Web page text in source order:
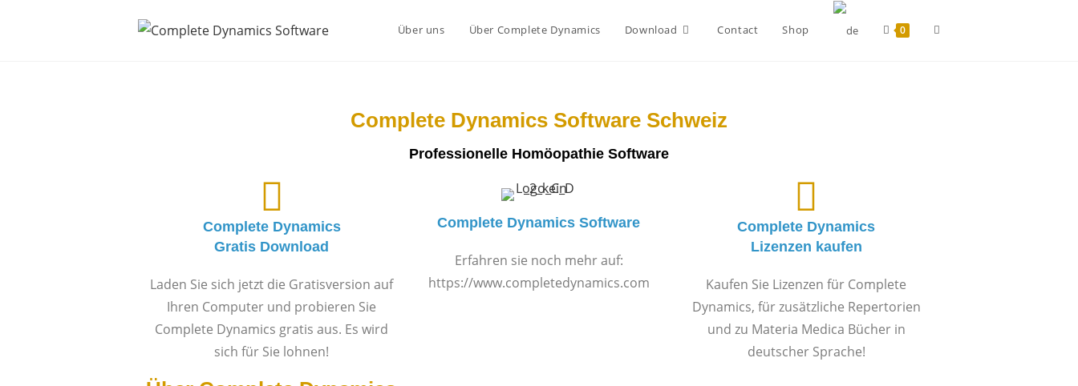
Über uns Über Complete Dynamics Download Contact Shop 0
Complete Dynamics Software Schweiz
Professionelle Homöopathie Software
Complete Dynamics
Gratis Download
Laden Sie sich jetzt die Gratisversion auf
Ihren Computer und probieren Sie
Complete Dynamics gratis aus. Es wird
sich für Sie lohnen!
Complete Dynamics Software
Erfahren sie noch mehr auf:
https://www.completedynamics.com
Complete Dynamics
Lizenzen kaufen
Kaufen Sie Lizenzen für Complete
Dynamics, für zusätzliche Repertorien
und zu Materia Medica Bücher in
deutscher Sprache!